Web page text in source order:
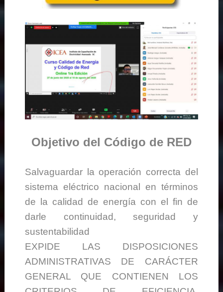
Objetivo del Código de RED
Salvaguardar la operación correcta del
sistema eléctrico nacional en términos
de la calidad de energía con el fin de
darle continuidad, seguridad y
sustentabilidad
EXPIDE LAS DISPOSICIONES
ADMINISTRATIVAS DE CARÁCTER
GENERAL QUE CONTIENEN LOS